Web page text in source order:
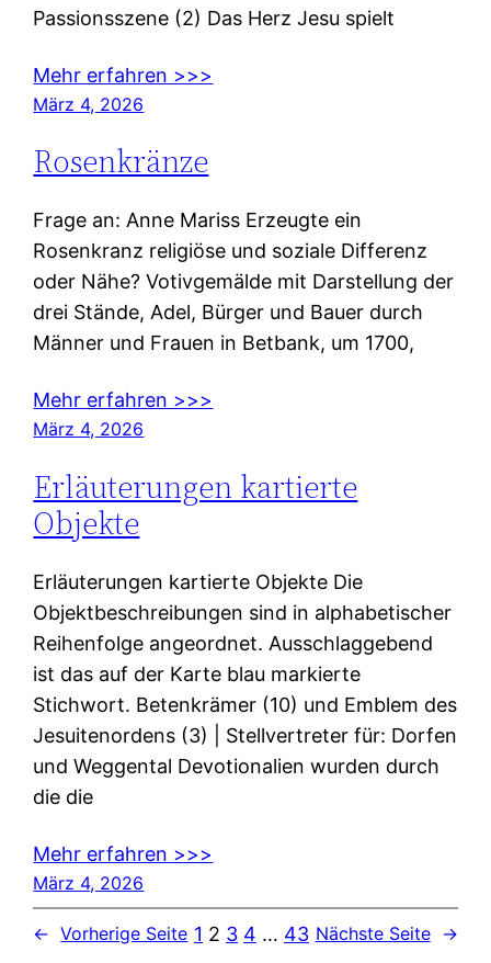
Passionsszene (2) Das Herz Jesu spielt
Mehr erfahren >>>
März 4, 2026
Rosenkränze
Frage an: Anne Mariss Erzeugte ein
Rosenkranz religiöse und soziale Differenz
oder Nähe? Votivgemälde mit Darstellung der
drei Stände, Adel, Bürger und Bauer durch
Männer und Frauen in Betbank, um 1700,
Mehr erfahren >>>
März 4, 2026
Erläuterungen kartierte
Objekte
Erläuterungen kartierte Objekte Die
Objektbeschreibungen sind in alphabetischer
Reihenfolge angeordnet. Ausschlaggebend
ist das auf der Karte blau markierte
Stichwort. Betenkrämer (10) und Emblem des
Jesuitenordens (3) | Stellvertreter für: Dorfen
und Weggental Devotionalien wurden durch
die die
Mehr erfahren >>>
März 4, 2026
← Vorherige Seite 1 2 3 4 … 43 Nächste Seite →